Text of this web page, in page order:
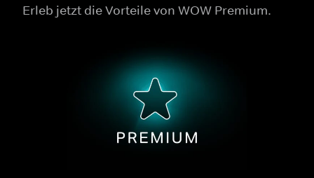
Erleb jetzt die Vorteile von WOW Premium.